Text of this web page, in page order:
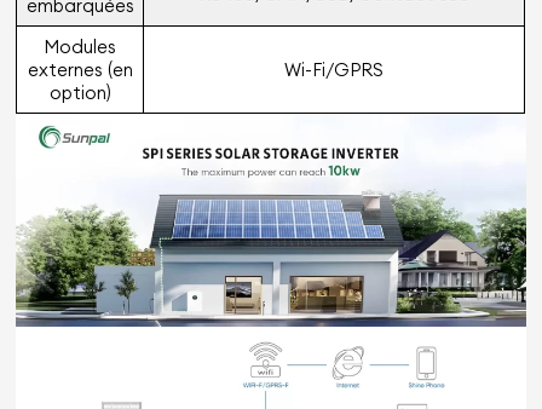
embarquées
Modules
externes (en
option)
Wi-Fi/GPRS